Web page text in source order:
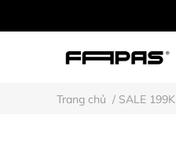
Trang chủ / SALE 199K